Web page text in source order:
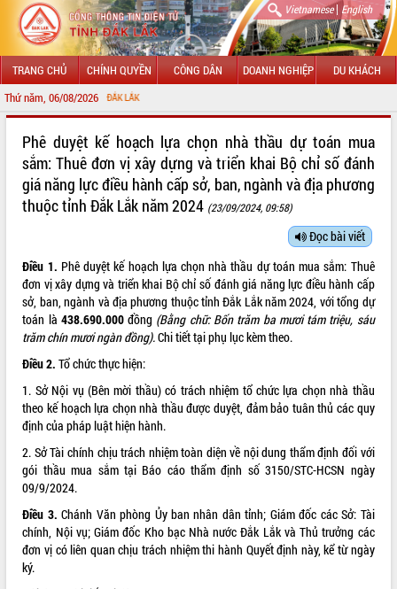
Vietnamese| English
TRANG CHỦ CHÍNH QUYỀN CÔNG DÂN DOANH NGHIỆP DU KHÁCH
Thứ năm, 06/08/2026
LÃNH ĐẠO UBND TỈNH
TIN TỨC SỰ KIỆN
UBND CÁC XÃ, PHƯỜNG
THÔNG TIN CHỈ ĐẠO ĐIỀU HÀNH
VĂN BẢN HĐND TỈNH
ĐIỂM TIN VĂN BẢN
QUY HOẠCH - KẾ HOẠCH
Phê duyệt kế hoạch lựa chọn nhà thầu dự toán mua
sắm: Thuê đơn vị xây dựng và triển khai Bộ chỉ số đánh
giá năng lực điều hành cấp sở, ban, ngành và địa phương
thuộc tỉnh Đắk Lắk năm 2024 (23/09/2024, 09:58)
Đọc bài viết
Điều 1. Phê duyệt kế hoạch lựa chọn nhà thầu dự toán mua sắm: Thuê
đơn vị xây dựng và triển khai Bộ chỉ số đánh giá năng lực điều hành cấp
sở, ban, ngành và địa phương thuộc tỉnh Đắk Lắk năm 2024, với tổng dự
toán là 438.690.000đồng (Bằng chữ: Bốn trăm ba mươi tám triệu, sáu
trăm chín mươi ngàn đồng).Chi tiết tại phụ lục kèm theo.
Điều 2. Tổ chức thực hiện:
1. Sở Nội vụ (Bên mời thầu) có trách nhiệm tổ chức lựa chọn nhà thầu
theo kế hoạch lựa chọn nhà thầu được duyệt, đảm bảo tuân thủ các quy
định của pháp luật hiện hành.
2. Sở Tài chính chịu trách nhiệm toàn diện về nội dung thẩm định đối với
gói thầu mua sắm tại Báo cáo thẩm định số 3150/STC-HCSN ngày
09/9/2024.
Điều 3.Chánh Văn phòng Ủy ban nhân dân tỉnh; Giám đốc các Sở: Tài
chính, Nội vụ; Giám đốc Kho bạc Nhà nước Đắk Lắk và Thủ trưởng các
đơn vị có liên quan chịu trách nhiệm thi hành Quyết định này, kể từ ngày
ký.